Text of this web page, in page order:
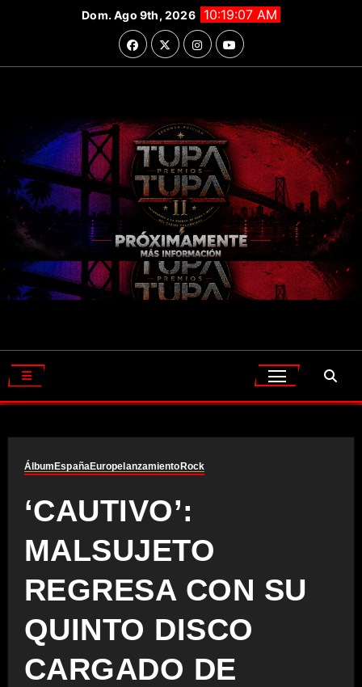
Dom. Ago 9th, 2026 10:19:08 AM
ÁlbumEspañaEuropelanzamientoRock
‘CAUTIVO’:
MALSUJETO
REGRESA CON SU
QUINTO DISCO
CARGADO DE